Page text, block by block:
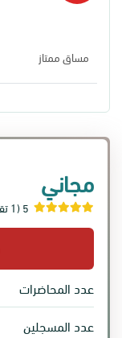
مساق ممتاز
مجاني
5 (1 تقييم)
عدد المحاضرات
عدد المسجلين